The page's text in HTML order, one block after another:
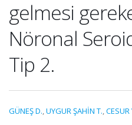
gelmesi
Nöronal
Tip 2.
GÜNEŞ D.,UYGUR ŞAHİN T.,CESUR